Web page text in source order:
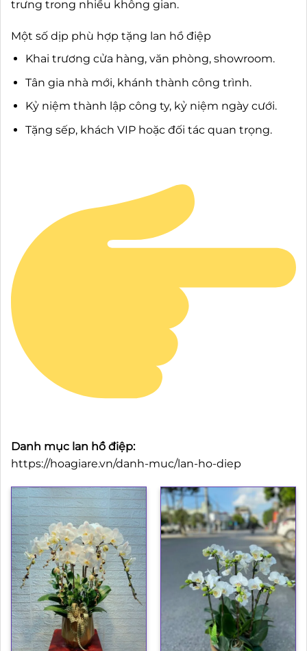
trưng trong nhiều không gian.
Một số dịp phù hợp tặng lan hồ điệp
Khai trương cửa hàng, văn phòng, showroom.
Tân gia nhà mới, khánh thành công trình.
Kỷ niệm thành lập công ty, kỷ niệm ngày cưới.
Tặng sếp, khách VIP hoặc đối tác quan trọng.
Danh mục lan hồ điệp:
https://hoagiare.vn/danh-muc/lan-ho-diep